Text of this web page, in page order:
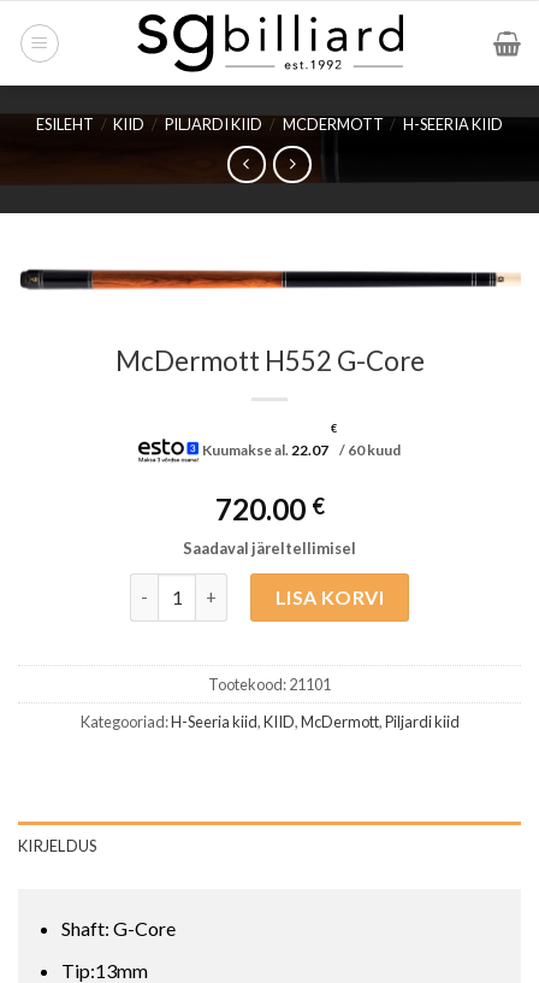
ESILEHT / KIID / PILJARDI KIID / MCDERMOTT / H-SEERIA KIID
McDermott H552 G-Core
Kuumakse al. 22.07
€
/ 60 kuud
720.00 €
Saadaval järeltellimisel
LISA KORVI
Tootekood:21101
Kategooriad:H-Seeria kiid,KIID,McDermott,Piljardi kiid
KIRJELDUS
Shaft: G-Core
Tip:13mm